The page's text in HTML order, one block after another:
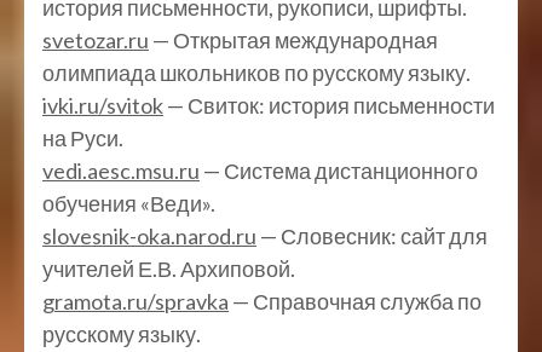
история письменности, рукописи, шрифты.
svetozar.ru — Открытая международная
олимпиада школьников по русскому языку.
ivki.ru/svitok— Свиток: история письменности
на Руси.
vedi.aesc.msu.ru — Система дистанционного
обучения «Веди».
slovesnik-oka.narod.ru — Словесник: сайт для
учителей Е.В. Архиповой.
gramota.ru/spravka — Справочная служба по
русскому языку.